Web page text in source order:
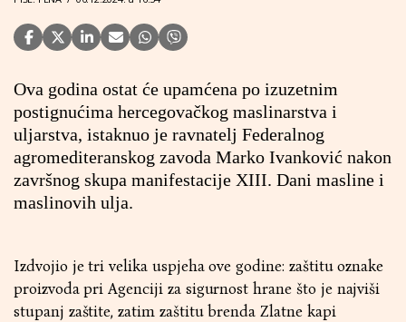
Ova godina ostat će upamćena po izuzetnim
postignućima hercegovačkog maslinarstva i
uljarstva, istaknuo je ravnatelj Federalnog
agromediteranskog zavoda Marko Ivanković nakon
završnog skupa manifestacije XIII. Dani masline i
maslinovih ulja.
Izdvojio je tri velika uspjeha ove godine: zaštitu oznake
proizvoda pri Agenciji za sigurnost hrane što je najviši
stupanj zaštite, zatim zaštitu brenda Zlatne kapi